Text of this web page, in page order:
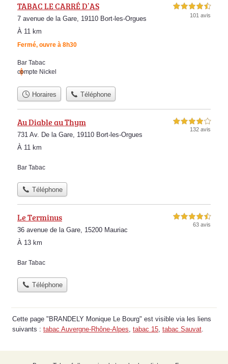
TABAC LE CARRÉ D’AS
7 avenue de la Gare, 19110 Bort-les-Orgues
À 11 km
Fermé, ouvre à 8h30
4,5 étoiles sur 5
101 avis
Bar Tabac
compte Nickel
Horaires Téléphone
Au Diable au Thym
731 Av. De la Gare, 19110 Bort-les-Orgues
À 11 km
4,0 étoiles sur 5
132 avis
Bar Tabac
Téléphone
Le Terminus
36 avenue de la Gare, 15200 Mauriac
À 13 km
4,5 étoiles sur 5
63 avis
Bar Tabac
Téléphone
Cette page "BRANDELY Monique Le Bourg" est visible via les liens
suivants : tabac Auvergne-Rhône-Alpes tabac 15 tabac Sauvat